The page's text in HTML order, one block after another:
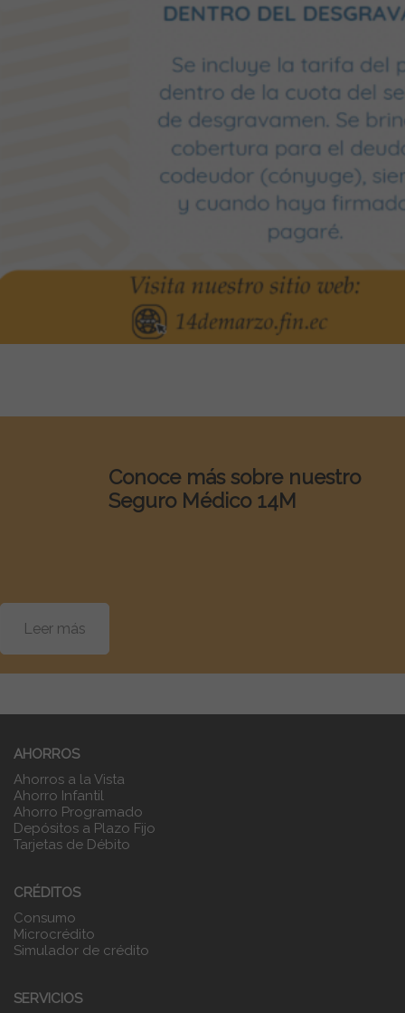
Conoce más sobre nuestro
Seguro Médico 14M
Leer más
AHORROS
Ahorros a la Vista
Ahorro Infantil
Ahorro Programado
Depósitos a Plazo Fijo
Tarjetas de Débito
CRÉDITOS
Consumo
Microcrédito
Simulador de crédito
SERVICIOS